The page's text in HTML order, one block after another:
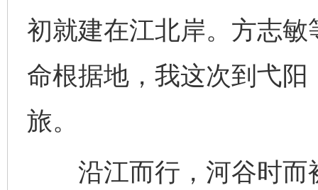
初就建在江北岸。方志
命根据地，我这次到弋
旅。
沿江而行，河谷时而